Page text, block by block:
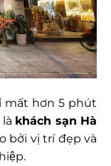
mất hơn 5 phút
là khách sạn Hà
bởi vị trí đẹp và